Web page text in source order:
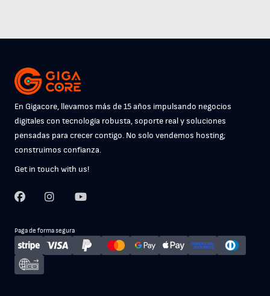
En Gigacore, llevamos más de 15 años impulsando negocios
digitales con tecnología robusta, soporte real y soluciones
pensadas para crecer contigo. No solo vendemos hosting;
construimos confianza.
Get in touch with us!
Paga de forma segura